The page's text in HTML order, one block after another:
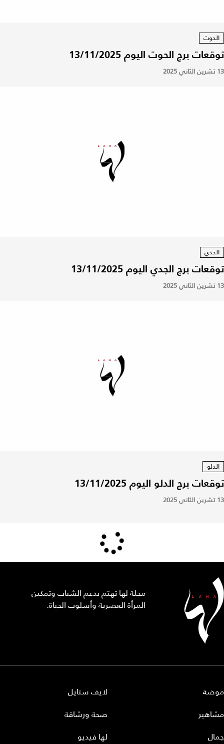
الحوت
توقعات برج الحوت اليوم 13/11/2025
13 تشرين الثاني 2025
الجدي
توقعات برج الجدي اليوم 13/11/2025
13 تشرين الثاني 2025
الدلو
توقعات برج الدلو اليوم 13/11/2025
13 تشرين الثاني 2025
مجلة لها تهتم بدعم الشباب وتمكين
المرأة العصرية وأسلوب الحياة.
موضة
مشاهير
جمال
لايف ستايل
صحة ورشاقة
لها فيديو